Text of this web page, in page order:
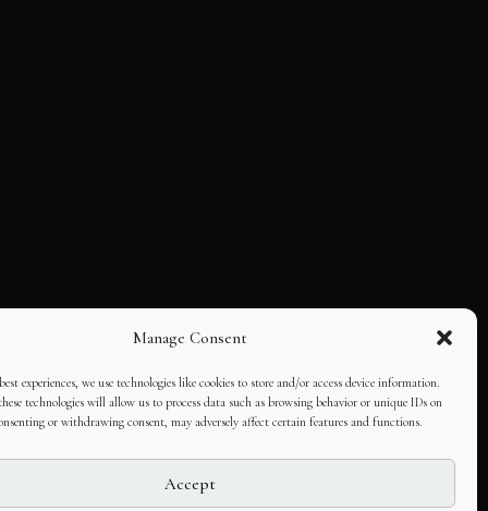
Manage Consent
experiences, we use technologies like cookies to store and/or access device information.
technologies will allow us to process data such as browsing behavior or unique IDs on
or withdrawing consent, may adversely affect certain features and functions.
Accept